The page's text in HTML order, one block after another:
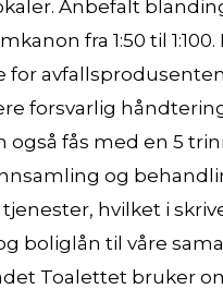
Anbefalt
fra 1:50 til
forsvarlig
også fås med en 5
og
hvilket i
boliglån til våre
Toalettet bruker